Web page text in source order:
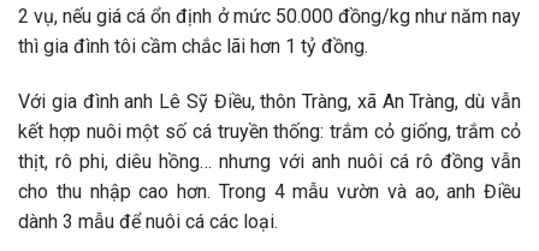
2 vụ, nếu giá cá ổn định ở mức 50.000 đồng/kg như năm nay
thì gia đình tôi cầm chắc lãi hơn 1 tỷ đồng.
Với gia đình anh Lê Sỹ Điều, thôn Tràng, xã An Tràng, dù vẫn
kết hợp nuôi một số cá truyền thống: trắm cỏ giống, trắm cỏ
thịt, rô phi, diêu hồng… nhưng với anh nuôi cá rô đồng vẫn
cho thu nhập cao hơn. Trong 4 mẫu vườn và ao, anh Điều
dành 3 mẫu để nuôi cá các loại.